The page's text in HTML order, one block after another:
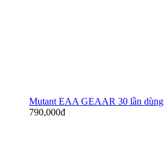
Mutant EAA GEAAR 30 lần dùng
790,000đ